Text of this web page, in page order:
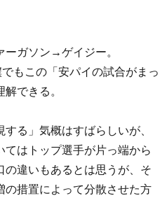
ガソン→ゲイジー。
もこの「安パイの試合がまっ
できる。
る」気概はすばらしいが、
てはトップ選手が片っ端から
違いもあるとは思うが、そ
の措置によって分散させた方